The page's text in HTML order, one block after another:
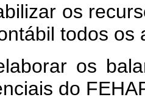
os
todos
os
do